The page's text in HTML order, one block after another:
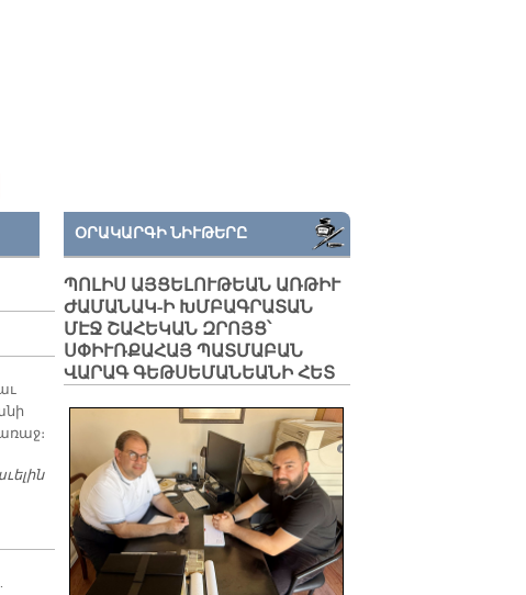
ՎԵՀԱՓԱՌ ՀԱՅՐԱՊԵՏԸ Կ՚ԱՅՑԵԼԷ ՖԼՈՐԱՆՍԱ
ՕՐԱԿԱՐԳԻ ՆԻՒԹԵՐԸ
ՊՈԼԻՍ ԱՅՑԵԼՈՒԹԵԱՆ ԱՌԹԻՒ
ԺԱՄԱՆԱԿ-Ի ԽՄԲԱԳՐԱՏԱՆ
ՄԷՋ ՇԱՀԵԿԱՆ ԶՐՈՅՑ՝
ՍՓԻՒՌՔԱՀԱՅ ՊԱՏՄԱԲԱՆ
ՎԱՐԱԳ ԳԵԹՍԵՄԱՆԵԱՆԻ ՀԵՏ